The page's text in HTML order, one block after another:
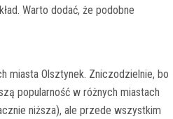
Warto dodać, że podobne
miasta Olsztynek. Zniczodzielnie, bo
popularność w różnych miastach
niższa), ale przede wszystkim